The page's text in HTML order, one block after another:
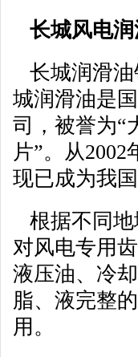
长城风电
长城润滑油
城润滑油是
司，被誉为“
片”。从
现已成为我
根据不同地
对风电专用
液压油、冷
脂、液完整
用。